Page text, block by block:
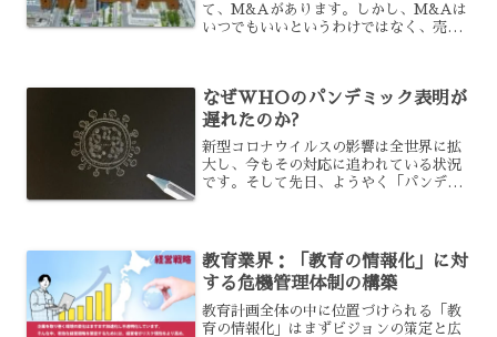
て、M&Aがあります。しかし、M&Aは
いつでもいいというわけではなく、売却
的な例を挙げて、解説し...
なぜWHOのパンデミック表明が
遅れたのか?
新型コロナウイルスの影響は全世界に拡
大し、今もその対応に追われている状況
です。そして先日、ようやく「パンデミ
人もいるでしょう。なぜ、...
教育業界：「教育の情報化」に対
する危機管理体制の構築
教育計画全体の中に位置づけられる「教
育の情報化」はまずビジョンの策定と広